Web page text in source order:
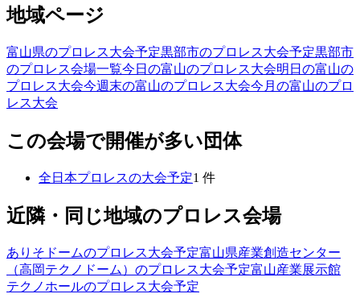
地域ページ
富山県のプロレス大会予定黒部市のプロレス大会予定黒部市
のプロレス会場一覧今日の富山のプロレス大会明日の富山の
プロレス大会今週末の富山のプロレス大会今月の富山のプロ
レス大会
この会場で開催が多い団体
全日本プロレスの大会予定1 件
近隣・同じ地域のプロレス会場
ありそドームのプロレス大会予定富山県産業創造センター
（高岡テクノドーム） のプロレス大会予定富山産業展示館
テクノホールのプロレス大会予定